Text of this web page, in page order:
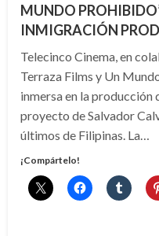
MUNDO
INMIGRACIÓN
Telecinco Cinema, en
Terraza Films y Un
inmersa en la producción
proyecto de Salvador
últimos de Filipinas. La…
¡Compártelo!